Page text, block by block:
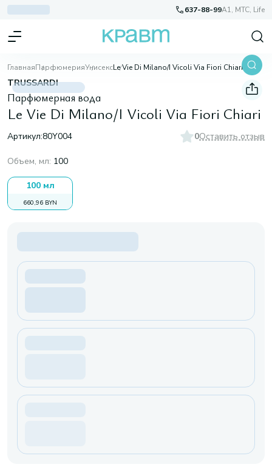
637-88-99A1, МТС, Life
ГлавнаяПарфюмерияУнисексLe Vie Di Milano/I Vicoli Via Fiori Chiari
TRUSSARDI
Парфюмерная вода
Le Vie Di Milano/I Vicoli Via Fiori Chiari
Артикул:80Y004 0Оставить отзыв
Объем, мл: 100
100 мл
660,96 BYN